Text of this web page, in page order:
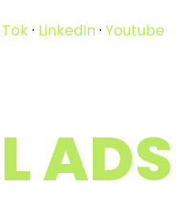
· LinkedIn ·Youtube
ADS